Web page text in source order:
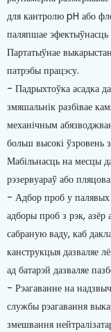
для кантролю pH або
паляпшае
Партатыўнае
патрэбы працэсу.
- Падрыхтоўка асадка
змяшальнік разбівае
механічным
больш высокі ўзровень
Мабільнасць на месцы
рэзервуараў або
- Адбор проб у палявых
адборы проб з рэк, азёр
сабраную ваду, каб
канструкцыя дазваляе
ад батарэй дазваляе
- Рэагаванне на
службы рэагавання
змешвання